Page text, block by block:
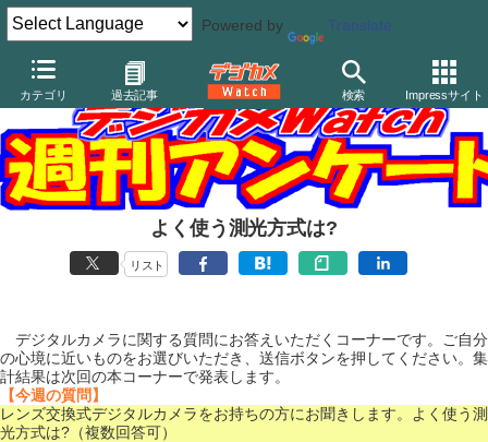
Powered by Translate
カテゴリ 過去記事 検索 Impressサイト
よく使う測光方式は?
リスト
デジタルカメラに関する質問にお答えいただくコーナーです。ご自分
の心境に近いものをお選びいただき、送信ボタンを押してください。集
計結果は次回の本コーナーで発表します。
【今週の質問】
レンズ交換式デジタルカメラをお持ちの方にお聞きします。よく使う測
光方式は?（複数回答可）